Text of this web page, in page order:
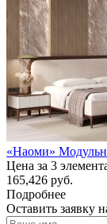
«Наоми»
Цена за 3
165,426 руб.
Подробнее
Оставить заявку